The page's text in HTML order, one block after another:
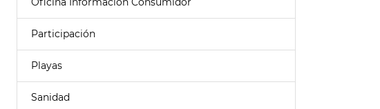
Participación
Playas
Sanidad